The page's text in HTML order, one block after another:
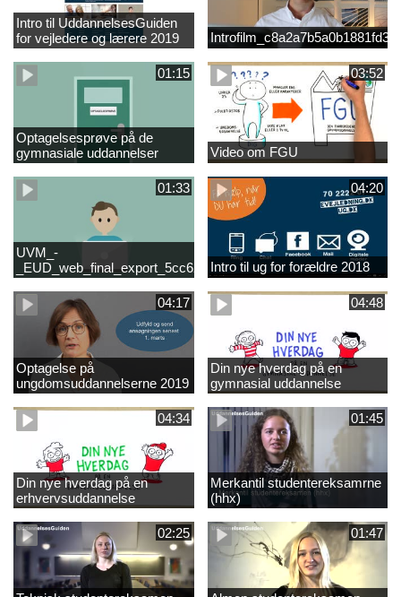
Intro til UddannelsesGuiden
for vejledere og lærere 2019
01:15
Optagelsesprøve på de
gymnasiale uddannelser
03:52
Video om FGU
01:33
UVM_-
04:20
Intro til ug for forældre 2018
04:17
Optagelse på
ungdomsuddannelserne 2019
04:48
Din nye hverdag på en
gymnasial uddannelse
04:34
Din nye hverdag på en
erhvervsuddannelse
01:45
Merkantil studentereksamrne
(hhx)
02:25 01:47